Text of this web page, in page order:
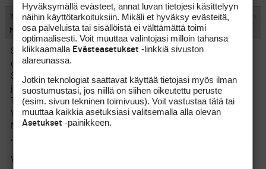
15.3.2002 16:35:00 #524989 VASTAA ILMOITA ASIATON VIESTI
MiddleFinger
Satasen pikamatka on aika huone vertaus, toi mailojen kehitys
on enempi HiTech:iä.
Suunnittelu (materiaalit, mallinnus, ilmavirrat, painojakaumat,
jne…)
Testaus
Valmistus
Markkinointi
Ja rahat pois !
Vertaa autoihin ennemminkin…
Hyväksymällä evästeet, annat luvan tietojesi käsittelyyn
näihin käyttötarkoituksiin. Mikäli et hyväksy evästeitä,
osa palveluista tai sisällöistä ei välttämättä toimi
optimaalisesti. Voit muuttaa valintojasi milloin tahansa
klikkaamalla Evästeasetukset -linkkiä sivuston
alareunassa.
Jotkin teknologiat saattavat käyttää tietojasi myös ilman
suostumustasi, jos niillä on siihen oikeutettu peruste
(esim. sivun tekninen toimivuus). Voit vastustaa tätä tai
muuttaa kaikkia asetuksiasi valitsemalla alla olevan
Asetukset -painikkeen.